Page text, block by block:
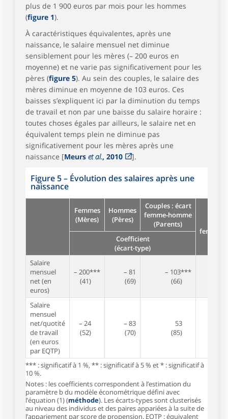
plus de 1 900 euros par mois pour les hommes
(figure 1).
À caractéristiques équivalentes, après une
naissance, le salaire mensuel net diminue
sensiblement pour les mères (– 200 euros en
moyenne) et ne varie pas significativement pour les
pères (figure 5). Au sein des couples, le salaire des
mères diminue en moyenne de 103 euros. Ces
baisses s’expliquent ici par la diminution du temps
de travail et non par une baisse du salaire horaire :
toutes choses égales par ailleurs, le salaire net en
équivalent temps plein ne diminue pas
significativement pour les mères après une
naissance [Meurs et al., 2010 ].
Figure 5 – Évolution des salaires après une
naissance
Femmes
(Mères)
Hommes
(Pères)
Couples : écart
femme‑homme
(Parents)
Coefficient
(écart-type)
Salaire
mensuel
net (en
euros)
– 200***
(41)
– 81
(69)
– 103***
(66)
Salaire
mensuel
net/quotité
de travail
(en euros
par EQTP)
– 24
(52)
– 83
(70)
53
(85)
*** : significatif à 1 %, ** : significatif à 5 % et * : significatif à
10 %.
Notes : les coefficients correspondent à l’estimation du
paramètre b du modèle économétrique défini avec
l’équation (1) (méthode). Les écarts-types sont clusterisés
au niveau des individus et des paires appariées à la suite de
l’appariement par score de propension. EQTP : équivalent